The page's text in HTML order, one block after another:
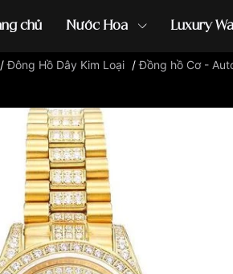
chủ Nước Hoa Luxury
Đồng hồ casio đồng hồ G-Shock
/Đông Hồ Dây Kim Loại /Đồng hồ Cơ -